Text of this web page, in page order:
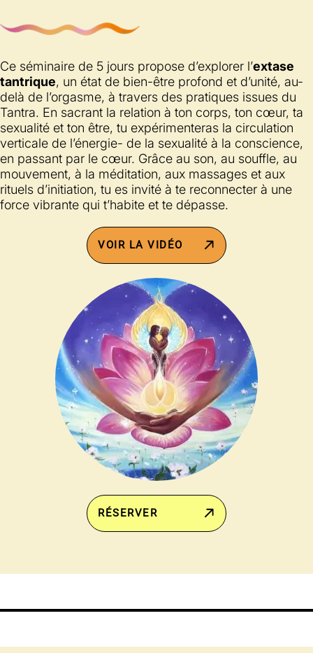
Ce séminaire de 5 jours propose d’explorer l’extase
tantrique, un état de bien-être profond et d’unité, au-
delà de l’orgasme, à travers des pratiques issues du
Tantra. En sacrant la relation à ton corps, ton cœur, ta
sexualité et ton être, tu expérimenteras la circulation
verticale de l’énergie- de la sexualité à la conscience,
en passant par le cœur. Grâce au son, au souffle, au
mouvement, à la méditation, aux massages et aux
rituels d’initiation, tu es invité à te reconnecter à une
force vibrante qui t’habite et te dépasse.
VOIR LA VIDÉO
RÉSERVER